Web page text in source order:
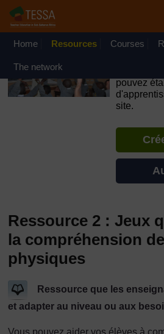
Passer au contenu principal
OpenLearn Create will be
August 2026 from 8am to
Home Resources Courses
The network
pouvez
site.
Ressource 2 : Jeux
la compréhension
physiques
Ressource que les
et adapter au niveau ou aux
Vous pouvez aider vos élèves à